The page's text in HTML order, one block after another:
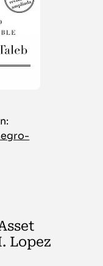
Lopez